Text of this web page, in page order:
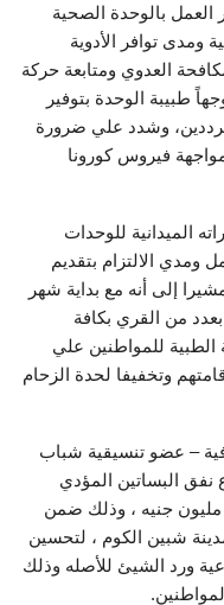
العمل بالوحدة الصحية
توافر الأدوية
العدوي ومتابعة حركة
طبيبة الوحدة بتوفير
وشدد علي ضرورة
لمواجهة فيروس كورونا
الميدانية للوحدات
ومدي الالتزام بتقديم
إلى أنه مع بداية شهر
24 وحدة صحية بعدد من القري بكافة
الطبية للمواطنين علي
إقامتهم وتخفيفا لحدة الزحام
– عضو تنسيقية شباب
البساتين المؤدي
لطريق الماي بطول 1600 متر وبتكلفة 2 مليون جنيه ، وذلك ضمن
كفاءة 10 شوارع بمدينة شبين الكوم ، لتحسين
ورد الشيئ للأصله وذلك